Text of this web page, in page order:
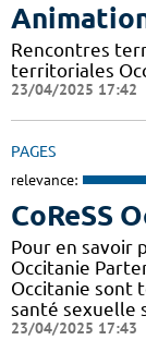
Rencontres
territoriales
23/04/2025 17:42
PAGES
relevance:
CoReSS
Pour en savoir
Occitanie
Occitanie sont
santé sexuelle
23/04/2025 17:43